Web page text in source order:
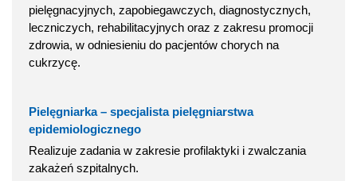
pielęgnacyjnych, zapobiegawczych, diagnostycznych,
leczniczych, rehabilitacyjnych oraz z zakresu promocji
zdrowia, w odniesieniu do pacjentów chorych na
cukrzycę.
Pielęgniarka – specjalista pielęgniarstwa
epidemiologicznego
Realizuje zadania w zakresie profilaktyki i zwalczania
zakażeń szpitalnych.